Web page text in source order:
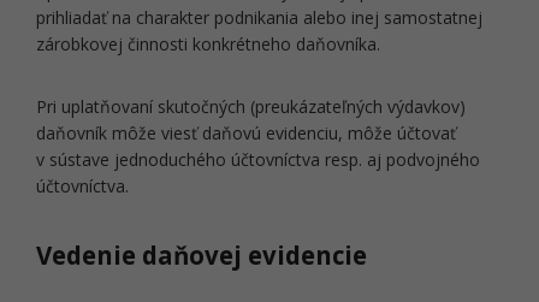
prihliadať na charakter podnikania alebo inej samostatnej
zárobkovej činnosti konkrétneho daňovníka.
Pri uplatňovaní skutočných (preukázateľných výdavkov)
daňovník môže viesť daňovú evidenciu, môže účtovať
v sústave jednoduchého účtovníctva resp. aj podvojného
účtovníctva.
Vedenie daňovej evidencie